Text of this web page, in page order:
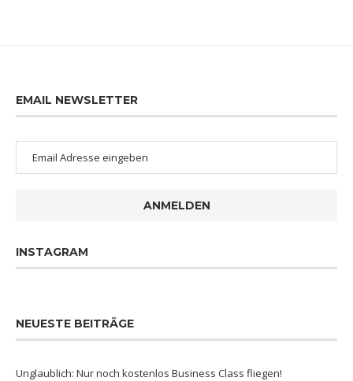
EMAIL NEWSLETTER
ANMELDEN
INSTAGRAM
NEUESTE BEITRÄGE
Unglaublich: Nur noch kostenlos Business Class fliegen!